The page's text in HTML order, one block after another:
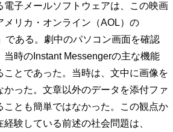
電子メールソフトウェアは、この映画
メリカ・オンライン（AOL）の
である。劇中のパソコン画面を確認
時のInstant Messengerの主な機能
ことであった。当時は、文中に画像を
かった。文章以外のデータを添付ファ
ことも簡単ではなかった。この観点か
験している前述の社会問題は、